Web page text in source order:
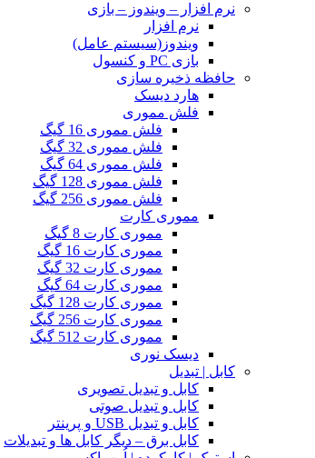
نرم افزار – ویندوز – بازی
نرم افزار
ویندوز(سیستم عامل)
بازی PC و کنسول
حافظه ذخیره سازی
هارد دیسک
فلش مموری
فلش مموری 16 گیگ
فلش مموری 32 گیگ
فلش مموری 64 گیگ
فلش مموری 128 گیگ
فلش مموری 256 گیگ
مموری کارت
مموری کارت 8 گیگ
مموری کارت 16 گیگ
مموری کارت 32 گیگ
مموری کارت 64 گیگ
مموری کارت 128 گیگ
مموری کارت 256 گیگ
مموری کارت 512 گیگ
دیسک نوری
کابل | تبدیل
کابل و تبدیل تصویری
کابل و تبدیل صوتی
کابل و تبدیل USB و پرینتر
کابل برق – دیگر کابل ها و تبدیلات